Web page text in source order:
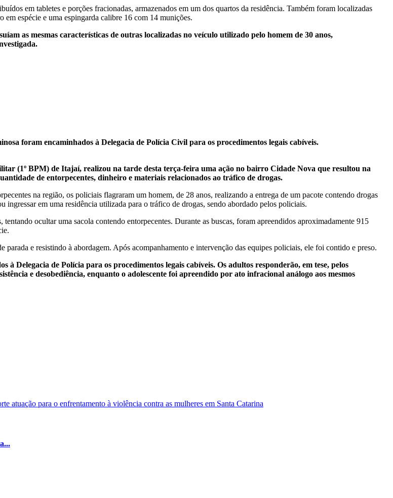
em tabletes e porções fracionadas, armazenados em um dos quartos da residência. Também foram localizadas
espécie e uma espingarda calibre 16 com 14 munições.
as mesmas características de outras localizadas no veículo utilizado pelo homem de 30 anos,
foram encaminhados à Delegacia de Polícia Civil para os procedimentos legais cabíveis.
(1º BPM) de Itajaí, realizou na tarde desta terça-feira uma ação no bairro Cidade Nova que resultou na
de entorpecentes, dinheiro e materiais relacionados ao tráfico de drogas.
na região, os policiais flagraram um homem, de 28 anos, realizando a entrega de um pacote contendo drogas
em uma residência utilizada para o tráfico de drogas, sendo abordado pelos policiais.
ocultar uma sacola contendo entorpecentes. Durante as buscas, foram apreendidos aproximadamente 915
e resistindo à abordagem. Após acompanhamento e intervenção das equipes policiais, ele foi contido e preso.
à Delegacia de Polícia para os procedimentos legais cabíveis. Os adultos responderão, em tese, pelos
e desobediência, enquanto o adolescente foi apreendido por ato infracional análogo aos mesmos